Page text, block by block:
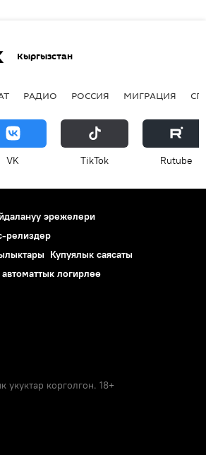
Кыргызстан
РАДИО РОССИЯ МИГРАЦИЯ
VK ТikТоk Rutube
эрежелери
релиздер
Купуялык саясаты
логирлөө
корголгон. 18+